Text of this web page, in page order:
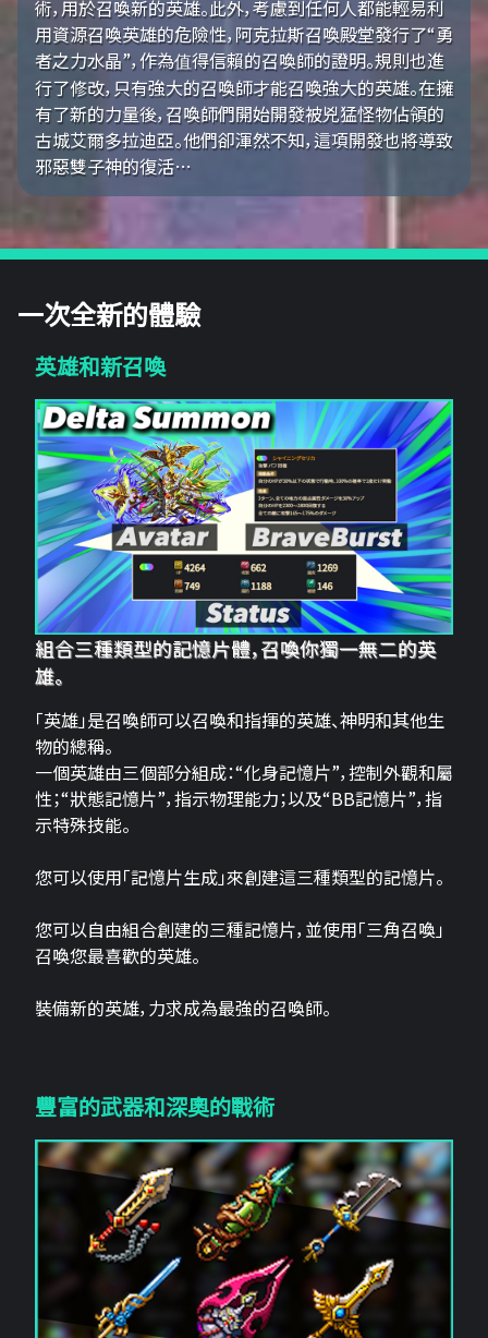
術，用於召喚新的英雄。此外，考慮到任何人都能輕易利
用資源召喚英雄的危險性，阿克拉斯召喚殿堂發行了“勇
者之力水晶”，作為值得信賴的召喚師的證明。規則也進
行了修改，只有強大的召喚師才能召喚強大的英雄。在擁
有了新的力量後，召喚師們開始開發被兇猛怪物佔領的
古城艾爾多拉迪亞。他們卻渾然不知，這項開發也將導致
邪惡雙子神的復活…
一次全新的體驗
英雄和新召喚
組合三種類型的記憶片體，召喚你獨一無二的英
雄。
「英雄」是召喚師可以召喚和指揮的英雄、神明和其他生
物的總稱。
一個英雄由三個部分組成：“化身記憶片”，控制外觀和屬
性；“狀態記憶片”，指示物理能力；以及“BB記憶片”，指
示特殊技能。
您可以使用「記憶片生成」來創建這三​​種類型的記憶片。
您可以自由組合創建的三種記憶片，並使用「三角召喚」
召喚您最喜歡的英雄。
裝備新的英雄，力求成為最強的召喚師。
豐富的武器和深奧的戰術